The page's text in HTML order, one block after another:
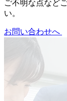
ご不明な点など
い。
お問い合わせへ